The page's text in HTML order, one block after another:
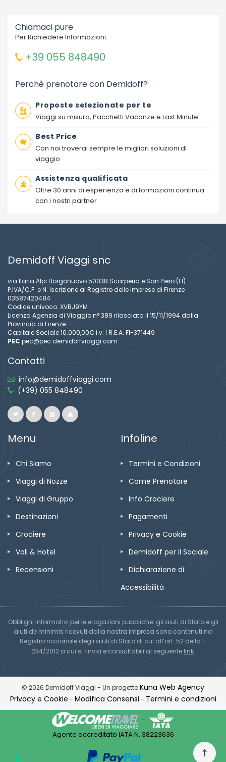
Chiamaci pure
Per Richiedere Informazioni.
+39 055 848490
Perchè prenotare con Demidoff?
Proposte selezionate per te
Viaggi su misura, Pacchetti Vacanze e Last Minute
Best Price
Con noi troverai sempre le migliori soluzioni di
viaggio
Assistenza qualificata
Oltre 30 anni di esperienza e di formazioni continua
con i nostri partner
Demidoff Viaggi snc
via Ilaria Alpi Borgonuovo 50038 Scarperia e San Piero (FI)
P.IVA/C.F. e N. Iscrizione al Registro delle Imprese di Firenze
03587420484
Codice univoco: XVBJ9YM
Licenza Agenzia di Viaggio n° 389 rilasciata il 15/11/1994 dalla
Provincia di Firenze
Capitale Sociale 10.000,00€ i.v. | R.E.A. FI-371449
PEC pec@pec.demidoffviaggi.com
Contatti
info@demidoffviaggi.com
(+39) 055 848490
Menu
Chi Siamo
Viaggi di Nozze
Viaggi di Gruppo
Destinazioni
Crociere
Voli & Hotel
Recensioni
Infoline
Termini e Condizioni
Come Prenotare
Info Crociere
Pagamenti
Privacy e Cookie
Demidoff per il Sociale
Dichiarazione di
Accessibilità
Obblighi informativi per le erogazioni pubbliche: gli aiuti di Stato e gli
aiuti de minimis ricevuti dalla nostra impresa sono contenuti nel
Registro nazionale degli aiuti di Stato di cui all’art. 52 della L.
234/2012 a cui si rinvia e consultabili al seguente link
© 2026 Demidoff Viaggi - Un progettoKuna Web Agency
Privacy e Cookie - Modifica Consensi - Termini e condizioni
-
Agente accreditato IATA N. 38223636